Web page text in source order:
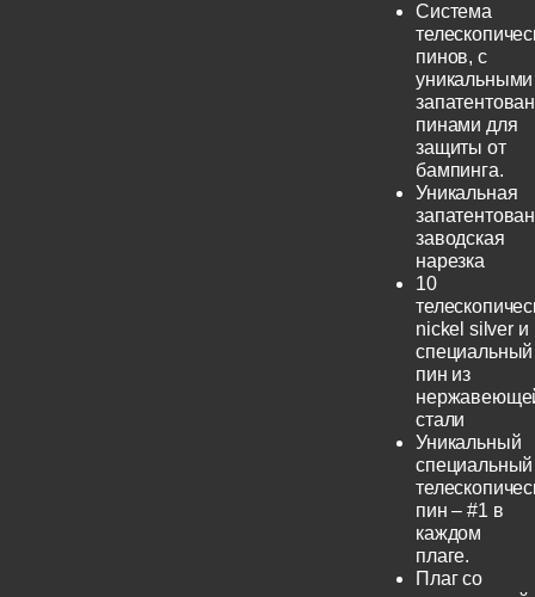
Система
пинов, с
уникальными
пинами для
защиты от
бампинга.
Уникальная
заводская
нарезка
10
nickel silver и
специальный
пин из
стали
Уникальный
специальный
пин – #1 в
каждом
плаге.
Плаг со